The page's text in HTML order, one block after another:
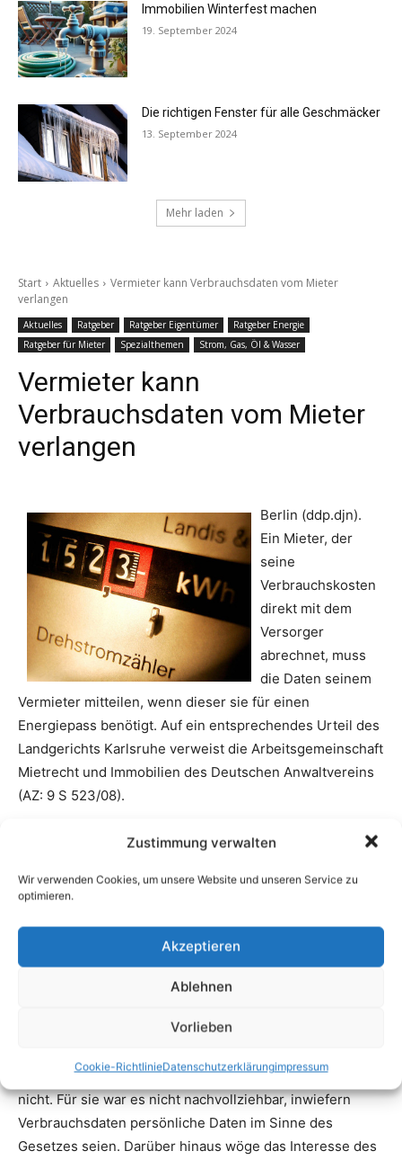
Zustimmung verwalten
Wir verwenden Cookies, um unsere Website und unseren Service zu
optimieren.
Akzeptieren
Ablehnen
Vorlieben
Cookie-RichtlinieDatenschutzerklärungimpressum
Immobilien Winterfest machen
19. September 2024
Die richtigen Fenster für alle Geschmäcker
13. September 2024
Mehr laden